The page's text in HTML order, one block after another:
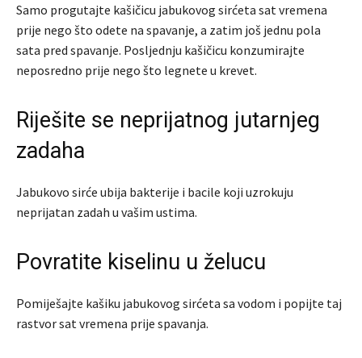
Samo progutajte kašičicu jabukovog sirćeta sat vremena
prije nego što odete na spavanje, a zatim još jednu pola
sata pred spavanje. Posljednju kašičicu konzumirajte
neposredno prije nego što legnete u krevet.
Riješite se neprijatnog jutarnjeg
zadaha
Jabukovo sirće ubija bakterije i bacile koji uzrokuju
neprijatan zadah u vašim ustima.
Povratite kiselinu u želucu
Pomiješajte kašiku jabukovog sirćeta sa vodom i popijte taj
rastvor sat vremena prije spavanja.